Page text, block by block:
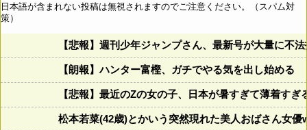
日本語が含まれない投稿は無視されますのでご注意ください。（スパム対
策）
【悲報】週刊少年ジャンプさん、最新号が大量に不
【朗報】ハンター富樫、ガチでやる気を出し始める
【悲報】最近のZの女の子、日本が暑すぎて薄着すぎ
松本若菜(42歳)とかいう突然現れた美人おばさん女優